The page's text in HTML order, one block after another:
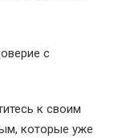
с
к своим
которые уже